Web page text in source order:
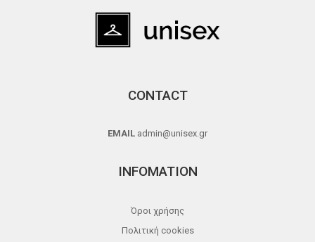
CONTACT
EMAIL admin@unisex.gr
INFOMATION
Όροι χρήσης
Πολιτική cookies